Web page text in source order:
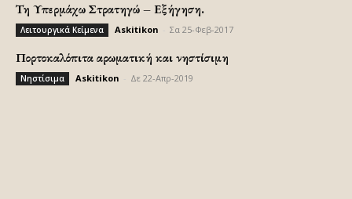
Τη Υπερμάχω Στρατηγώ – Εξήγηση.
Λειτουργικά Κείμενα Askitikon Σα 25-Φεβ-2017
Πορτοκαλόπιτα αρωματική και νηστίσιμη
Νηστίσιμα Askitikon Δε 22-Απρ-2019